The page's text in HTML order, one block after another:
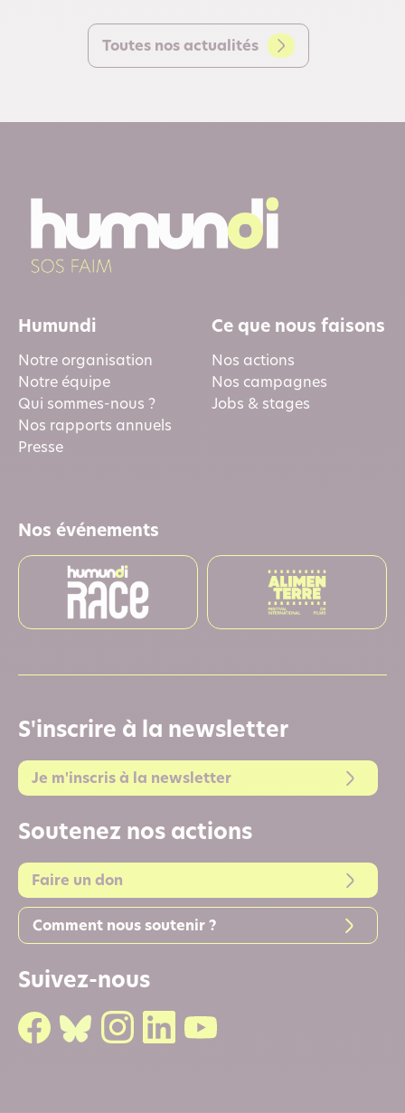
Toutes nos actualités
Humundi
Notre organisation
Notre équipe
Qui sommes-nous ?
Nos rapports annuels
Presse
Ce que nous faisons
Nos actions
Nos campagnes
Jobs & stages
Nos événements
S'inscrire à la newsletter
Je m'inscris à la newsletter
Soutenez nos actions
Faire un don
Comment nous soutenir ?
Suivez-nous